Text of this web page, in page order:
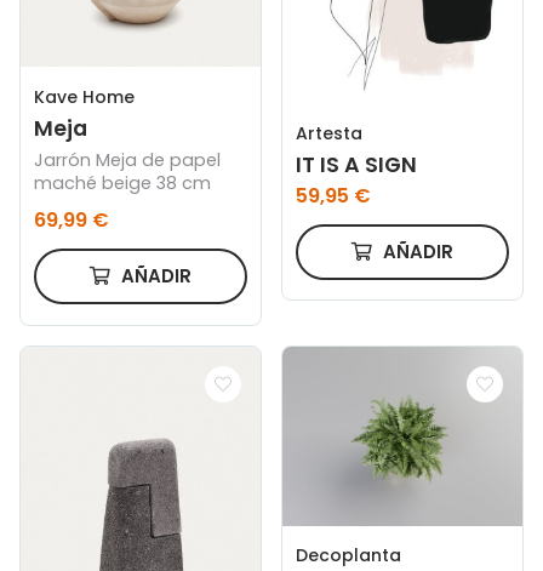
Kave Home
Meja
Jarrón Meja de papel
maché beige 38 cm
69,99 €
AÑADIR
Artesta
IT IS A SIGN
59,95 €
AÑADIR
Decoplanta